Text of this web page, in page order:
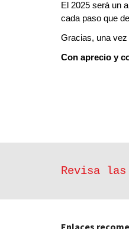
El 2025 será un
cada paso que
Gracias, una
Con aprecio y
Revisa
Enlaces